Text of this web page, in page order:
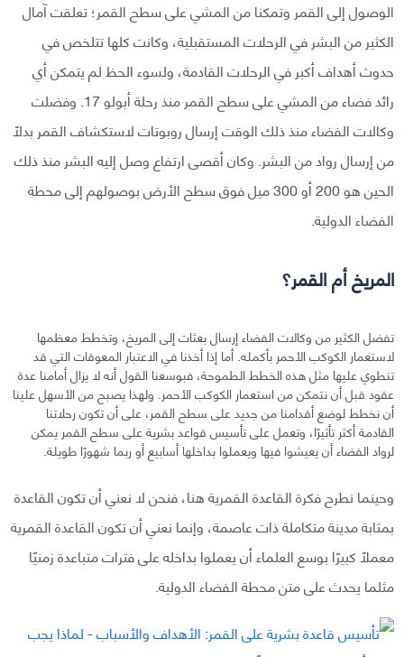
الوصول إلى القمر وتمكنا من المشي على سطح القمر؛ تعلقت آمال
الكثير من البشر في الرحلات المستقبلية، وكانت كلها تتلخص في
حدوث أهداف أكبر في الرحلات القادمة، ولسوء الحظ لم يتمكن أي
رائد فضاء من المشي على سطح القمر منذ رحلة أبولو 17. وفضلت
وكالات الفضاء منذ ذلك الوقت إرسال روبوتات لاستكشاف القمر بدلًا
من إرسال رواد من البشر. وكان أقصى ارتفاع وصل إليه البشر منذ ذلك
الحين هو 200 أو 300 ميل فوق سطح الأرض بوصولهم إلى محطة
الفضاء الدولية.
المريخ أم القمر؟
تفضل الكثير من وكالات الفضاء إرسال بعثات إلى المريخ، وتخطط معظمها
لاستعمار الكوكب الأحمر بأكمله. أما إذا أخذنا في الاعتبار المعوقات التي قد
تنطوي عليها مثل هذه الخطط الطموحة، فبوسعنا القول أنه لا يزال أمامنا عدة
عقود قبل أن نتمكن من استعمار الكوكب الأحمر. ولهذا يصبح من الأسهل علينا
أن نخطط لوضع أقدامنا من جديد على سطح القمر، على أن تكون رحلاتنا
القادمة أكثر تأثيرًا، وتعمل على تأسيس قواعد بشرية على سطح القمر يمكن
لرواد الفضاء أن يعيشوا فيها ويعملوا بداخلها أسابيع أو ربما شهورًا طويلة.
وحينما نطرح فكرة القاعدة القمرية هنا، فنحن لا نعني أن تكون القاعدة
بمثابة مدينة متكاملة ذات عاصمة، وإنما نعني أن تكون القاعدة القمرية
معملًا كبيرًا بوسع العلماء أن يعملوا بداخله على فترات متباعدة زمنيًا
مثلما يحدث على متن محطة الفضاء الدولية.